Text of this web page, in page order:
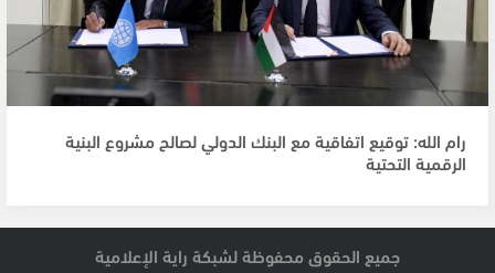
رام الله: توقيع اتفاقية مع البنك الدولي لصالح مشروع البنية
الرقمية التحتية
جميع الحقوق محفوظة لشبكة راية الإعلامية